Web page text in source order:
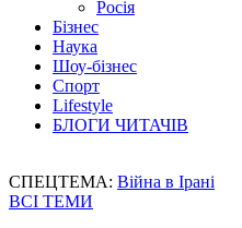
Росія
Бізнес
Наука
Шоу-бізнес
Спорт
Lifestyle
БЛОГИ ЧИТАЧІВ
СПЕЦТЕМА: Війна в Ірані
ВСІ ТЕМИ